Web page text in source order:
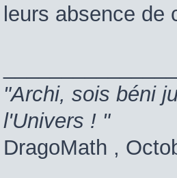
leurs absence de
"Archi, sois béni
l'Univers ! "
DragoMath ,